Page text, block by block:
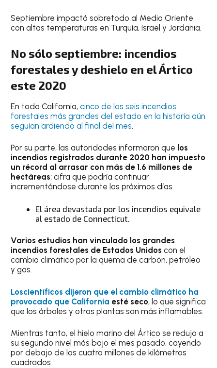
Septiembre impactó sobretodo al Medio Oriente
con altas temperaturas en Turquía, Israel y Jordania.
No sólo septiembre: incendios
forestales y deshielo en el Ártico
este 2020
En todo California,cinco de los seis incendios
forestales más grandes del estado en la historia aún
seguían ardiendo al final del mes.
Por su parte, las autoridades informaron que los
incendios registrados durante 2020 han impuesto
un récord al arrasar con más de 1.6 millones de
hectáreas; cifra que podría continuar
incrementándose durante los próximos días.
El área devastada por los incendios equivale
al estado de Connecticut.
Varios estudios han vinculado los grandes
incendios forestales de Estados Unidos con el
cambio climático por la quema de carbón, petróleo
y gas.
Loscientíficos dijeron que el cambio climático ha
provocado que California esté seco, lo que significa
que los árboles y otras plantas son más inflamables.
Mientras tanto, el hielo marino del Ártico se redujo a
su segundo nivel más bajo el mes pasado, cayendo
por debajo de los cuatro millones de kilómetros
cuadrados